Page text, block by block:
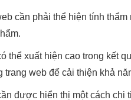
cần phải thể hiện tính
thể xuất hiện cao trong kết
web để cải thiện khả
được hiển thị một cách chi